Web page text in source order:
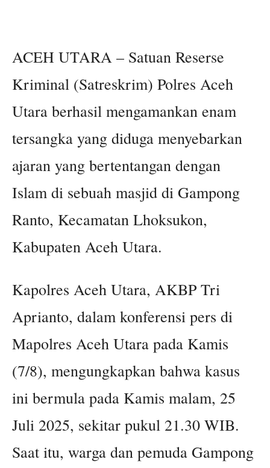
ACEH UTARA – Satuan Reserse
Kriminal (Satreskrim) Polres Aceh
Utara berhasil mengamankan enam
tersangka yang diduga menyebarkan
ajaran yang bertentangan dengan
Islam di sebuah masjid di Gampong
Ranto, Kecamatan Lhoksukon,
Kabupaten Aceh Utara.
Kapolres Aceh Utara, AKBP Tri
Aprianto, dalam konferensi pers di
Mapolres Aceh Utara pada Kamis
(7/8), mengungkapkan bahwa kasus
ini bermula pada Kamis malam, 25
Juli 2025, sekitar pukul 21.30 WIB.
Saat itu, warga dan pemuda Gampong